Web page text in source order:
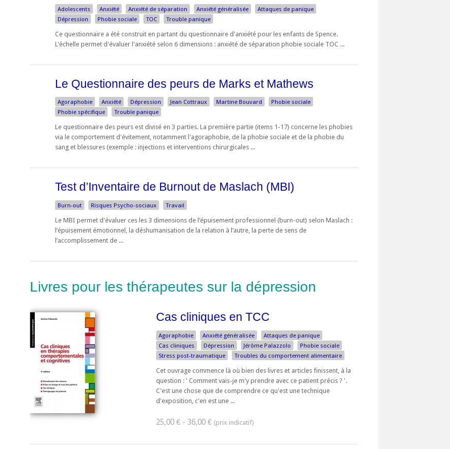
Adolescents Anxiété Anxiété de séparation Anxiété généralisée
Attaques de panique
Dépression
Phobie sociale TOC Trouble panique
Ce questionnaire a été construit en partant du questionnaire d'anxiété pour les enfants de Spence.
L'échelle permet d'évaluer l'anxiété selon 6 dimensions : anxiété de séparation phobie sociale TOC ...
Le Questionnaire des peurs de Marks et Mathews
Agoraphobie Anxiété Dépression Jean Cottraux Martine Bouvard
Phobie sociale
Phobie spécifique
Trouble panique
Le questionnaire des peurs est divisé en 3 parties. La première partie (items 1-17) concerne les phobies
via le comportement d'évitement, notamment l'agoraphobie, de la phobie sociale et de la phobie du
sang et blessures (exemple : injections et interventions chirurgicales ...
Test d’Inventaire de Burnout de Maslach (MBI)
Burn-out Risques Psycho-sociaux Travail
Le MBI permet d'évaluer ces les 3 dimensions de l’épuisement professionnel (burn-out) selon Maslach :
l’épuisement émotionnel, la déshumanisation de la relation à l’autre, la perte de sens de
l’accomplissement de ...
Livres pour les thérapeutes sur la dépression
Cas cliniques en TCC
Agoraphobie Anxiété généralisée
Attaques de panique
Cas cliniques
Dépression Jérôme Palazzolo
Phobie sociale
Stress post-traumatique
Troubles du comportement alimentaire
Cet ouvrage commence là où bien des livres et articles finissent, à la
question : ' Comment vais-je m'y prendre avec ce patient précis ? '.
C'est une chose que de comprendre ce qu'est une technique
d'exposition, c'en est une ...
25,00 € - 36,00 €